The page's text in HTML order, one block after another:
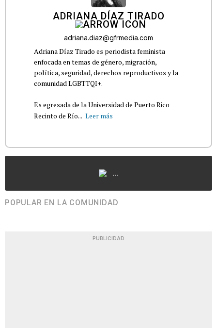
ADRIANA DÍAZ TIRADO
adriana.diaz@gfrmedia.com
Adriana Díaz Tirado es periodista feminista
enfocada en temas de género, migración,
política, seguridad, derechos reproductivos y la
comunidad LGBTTQI+.
Es egresada de la Universidad de Puerto Rico
Recinto de Río... Leer más
...
POPULAR EN LA COMUNIDAD
PUBLICIDAD